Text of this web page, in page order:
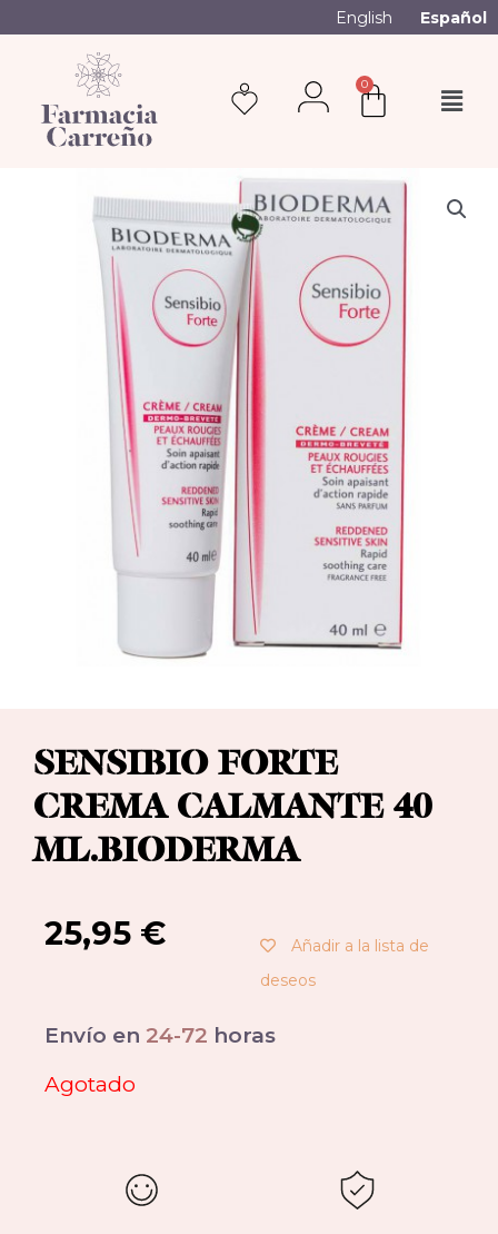
English Español
0
SENSIBIO FORTE
CREMA CALMANTE 40
ML.BIODERMA
25,95 €
Añadir a la lista de
deseos
Envío en 24-72 horas
Agotado